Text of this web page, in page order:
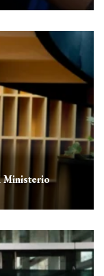
Ministerio